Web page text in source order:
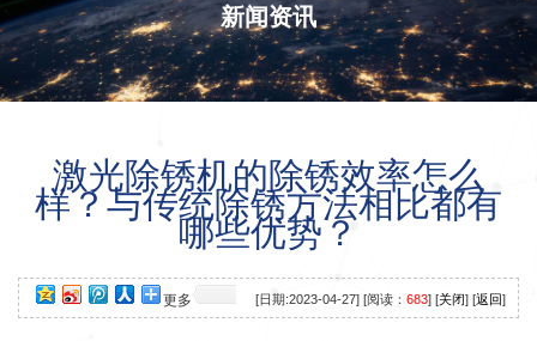
新闻资讯
激光除锈机的除锈效率怎么
样？与传统除锈方法相比都有
哪些优势？
更多 [日期:2023-04-27] [阅读： 683] [关闭] [返回]